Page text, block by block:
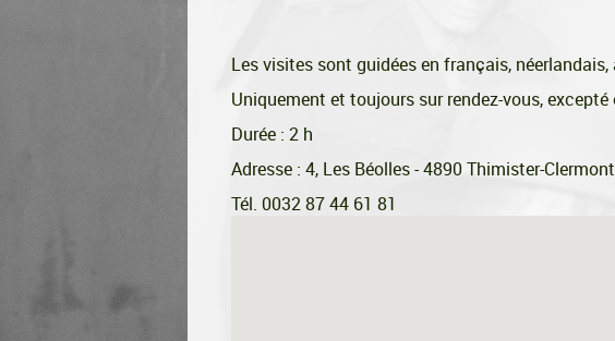
Les visites sont guidées en français,
Uniquement et toujours sur rendez-vous, excepté
Durée : 2 h
Adresse : 4, Les Béolles - 4890 Thimister-
Tél. 0032 87 44 61 81